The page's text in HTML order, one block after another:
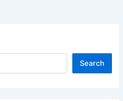
Search